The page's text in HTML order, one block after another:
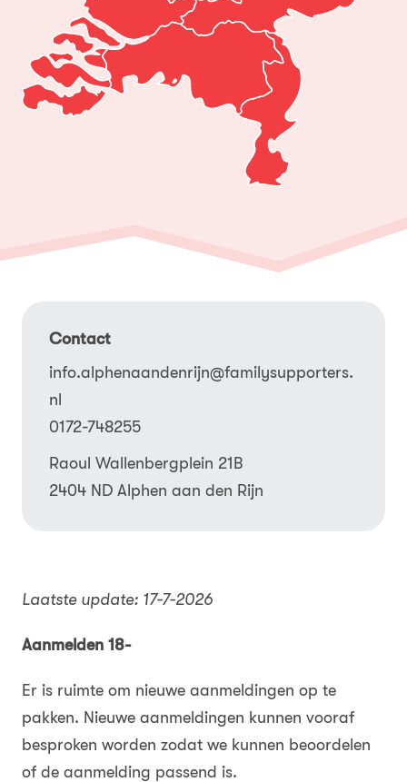
Contact
info.alphenaandenrijn@familysupporters.
nl
0172-748255
Raoul Wallenbergplein 21B
2404 ND Alphen aan den Rijn
Laatste update: 17-7-2026
Aanmelden 18-
Er is ruimte om nieuwe aanmeldingen op te
pakken. Nieuwe aanmeldingen kunnen vooraf
besproken worden zodat we kunnen beoordelen
of de aanmelding passend is.